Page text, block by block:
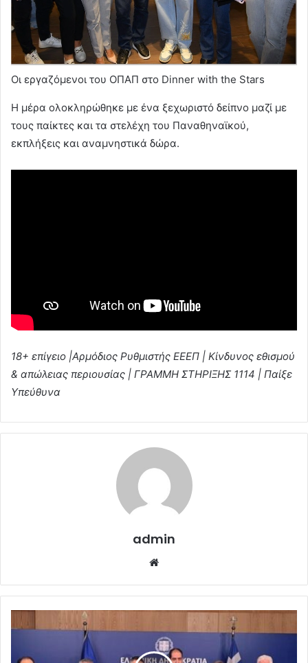
Οι εργαζόμενοι του ΟΠΑΠ στο Dinner with the Stars
Η μέρα ολοκληρώθηκε με ένα ξεχωριστό δείπνο μαζί με
τους παίκτες και τα στελέχη του Παναθηναϊκού,
εκπλήξεις και αναμνηστικά δώρα.
18+ επίγειο |Αρμόδιος Ρυθμιστής ΕΕΕΠ | Κίνδυνος εθισμού
& απώλειας περιουσίας | ΓΡΑΜΜΗ ΣΤΗΡΙΞΗΣ 1114 | Παίξε
Υπεύθυνα
admin